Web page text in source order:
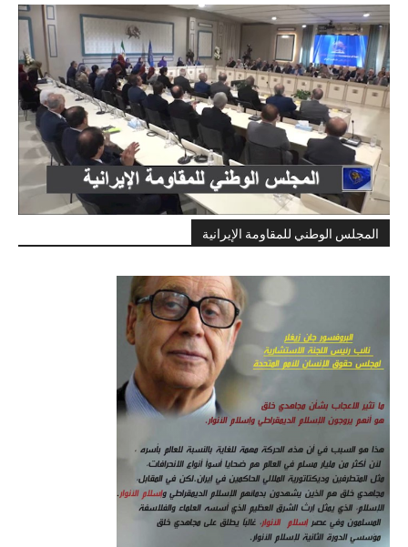
المجلس الوطني للمقاومة الإيرانية